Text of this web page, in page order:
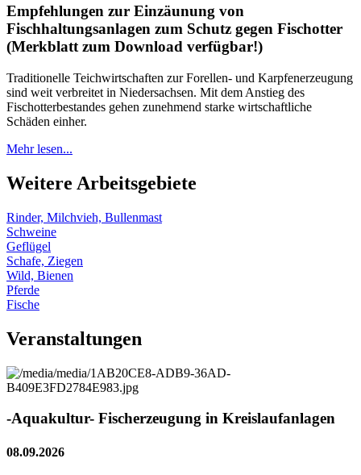
Empfehlungen zur Einzäunung von
Fischhaltungsanlagen zum Schutz gegen Fischotter
(Merkblatt zum Download verfügbar!)
Traditionelle Teichwirtschaften zur Forellen- und Karpfenerzeugung
sind weit verbreitet in Niedersachsen. Mit dem Anstieg des
Fischotterbestandes gehen zunehmend starke wirtschaftliche
Schäden einher.
Mehr lesen...
Weitere Arbeitsgebiete
Rinder, Milchvieh, Bullenmast
Schweine
Geflügel
Schafe, Ziegen
Wild, Bienen
Pferde
Fische
Veranstaltungen
-Aquakultur- Fischerzeugung in Kreislaufanlagen
08.09.2026